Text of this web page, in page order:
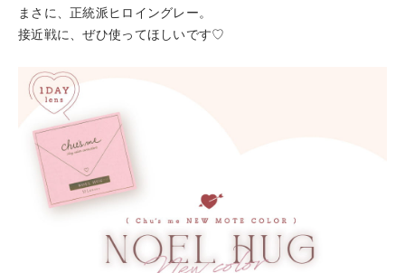
まさに、正統派ヒロイングレー。
接近戦に、ぜひ使ってほしいです♡